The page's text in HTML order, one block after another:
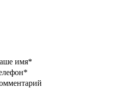
имя*